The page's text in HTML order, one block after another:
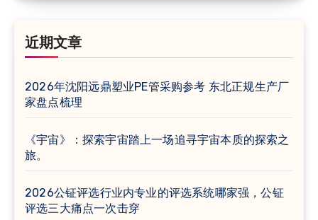
近期文章
2026年沈阳远鼎塑业PE管采购参考 东北正规生产厂
家盘点梳理
《宇宙》：探索宇宙踏上一场追寻宇宙本质的探索之
旅。
2026公钲评选行业内专业的评选系统哪家强，公钲
评选三大痛点一次击穿